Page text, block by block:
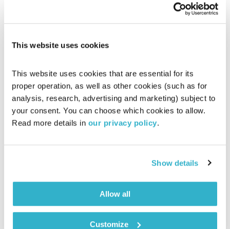
This website uses cookies
This website uses cookies that are essential for its
proper operation, as well as other cookies (such as for
analysis, research, advertising and marketing) subject to
your consent. You can choose which cookies to allow.
Read more details in our privacy policy.
Show details
Allow all
Customize
עולם קטן
אורי בנקהלטר
29.05.19
01:57:04